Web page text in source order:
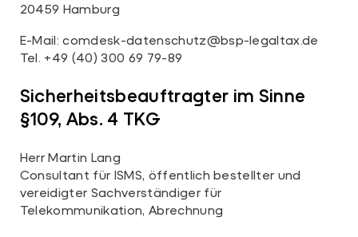
20459 Hamburg
E-Mail: comdesk-datenschutz@bsp-legaltax.de
Tel. +49 (40) 300 69 79-89
Sicherheitsbeauftragter im Sinne
§109, Abs. 4 TKG
Herr Martin Lang
Consultant für ISMS, öffentlich bestellter und
vereidigter Sachverständiger für
Telekommunikation, Abrechnung